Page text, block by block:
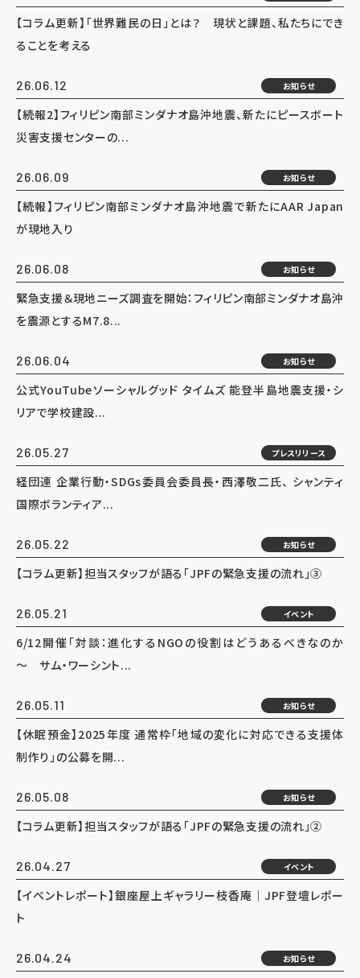
【コラム更新】「世界難民の日」とは？ 現状と課題、私たちにでき
ることを考える
26.06.12 お知らせ
【続報2】フィリピン南部ミンダナオ島沖地震、新たにピースボート
災害支援センターの...
26.06.09 お知らせ
【続報】フィリピン南部ミンダナオ島沖地震で新たにAAR Japan
が現地入り
26.06.08 お知らせ
緊急支援＆現地ニーズ調査を開始：フィリピン南部ミンダナオ島沖
を震源とするM7.8...
26.06.04 お知らせ
公式YouTubeソーシャルグッド タイムズ 能登半島地震支援・シ
リアで学校建設...
26.05.27 プレスリリース
経団連 企業行動・SDGs委員会委員長・西澤敬二氏、 シャンティ
国際ボランティア...
26.05.22 お知らせ
【コラム更新】担当スタッフが語る「JPFの緊急支援の流れ」③
26.05.21 イベント
6/12開催「対談：進化するNGOの役割はどうあるべきなのか
～ サム・ワーシント...
26.05.11 お知らせ
【休眠預金】2025年度 通常枠「地域の変化に対応できる支援体
制作り」の公募を開...
26.05.08 お知らせ
【コラム更新】担当スタッフが語る「JPFの緊急支援の流れ」②
26.04.27 イベント
【イベントレポート】銀座屋上ギャラリー枝香庵｜JPF登壇レポー
ト
26.04.24 お知らせ